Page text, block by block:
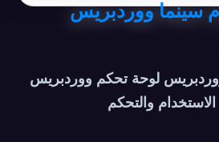
سينما ووردبريس
لوحة تحكم ووردبريس
والتحكم